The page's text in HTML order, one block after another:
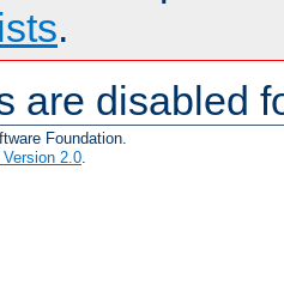
.
are disabled
Foundation.
2.0